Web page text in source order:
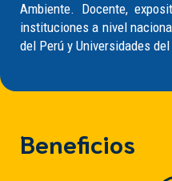
Ambiente. Docente,
instituciones a nivel
del Perú y Universidades
Beneficios